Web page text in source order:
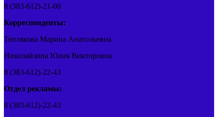
8 (383-612)-21-00
Корреспонденты:
Теплякова Марина Анатольевна
Николайзина Юлия Викторовна
8 (383-612)-22-43
Отдел рекламы:
8 (383-612)-22-43